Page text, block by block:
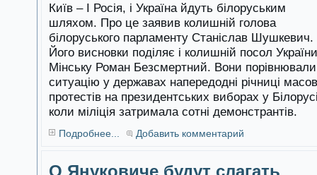
Київ – І Росія, і Україна йдуть білоруським
шляхом. Про це заявив колишній голова
білоруського парламенту Станіслав Шушкевич.
Його висновки поділяє і колишній посол
Мінську Роман Безсмертний. Вони порівнювали
ситуацію у державах напередодні річниці
протестів на президентських виборах у
коли міліція затримала сотні демонстрантів.
Подробнее... Добавить комментарий
О Януковиче будут слагать